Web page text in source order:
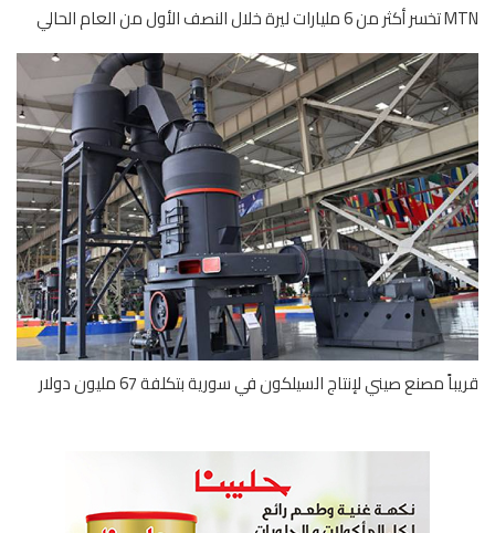
مصنع صيني لإنتاج السيلكون في سورية بتكلفة 67 مليون دولار